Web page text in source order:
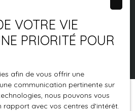
Créer une alerte
VOTRE VIE
PRIORITÉ POUR
afin de vous offrir une
communication pertinente sur
nous pouvons vous
rapport avec vos centres d'intérêt.